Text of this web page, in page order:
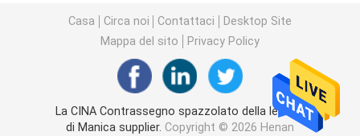
Segno acrilico della lettera
Segno di numero civico
Segno anteriore del deposito
Casa Circa noi Contattaci
Desktop Site
Mappa del sito
Privacy Policy
La CINA Contrassegno spazzolato della lettera
di Manica supplier. Copyright © 2026 Henan